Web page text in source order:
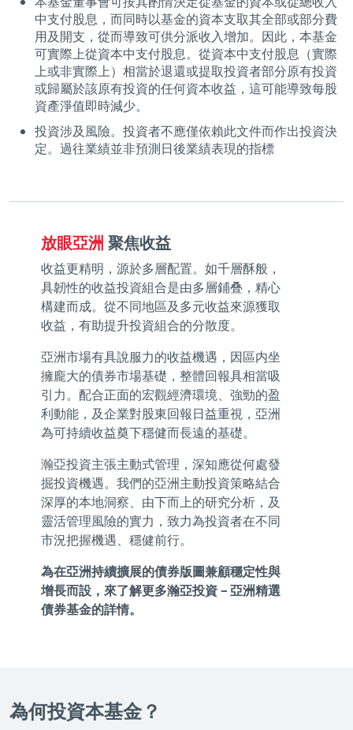
中支付股息，而同時以基金的資本支取其全部或部分費
用及開支，從而導致可供分派收入增加。因此，本基金
可實際上從資本中支付股息。從資本中支付股息（實際
上或非實際上）相當於退還或提取投資者部分原有投資
或歸屬於該原有投資的任何資本收益，這可能導致每股
資產淨值即時減少。
投資涉及風險。投資者不應僅依賴此文件而作出投資決
定。過往業績並非預測日後業績表現的指標
放眼亞洲 聚焦收益
收益更精明，源於多層配置。如千層酥般，
具韌性的收益投資組合是由多層鋪叠，精心
構建而成。從不同地區及多元收益來源獲取
收益，有助提升投資組合的分散度。
亞洲市場有具說服力的收益機遇，因區内坐
擁龐大的債券市場基礎，整體回報具相當吸
引力。配合正面的宏觀經濟環境、強勁的盈
利動能，及企業對股東回報日益重視，亞洲
為可持續收益奠下穩健而長遠的基礎。
瀚亞投資主張主動式管理，深知應從何處發
掘投資機遇。我們的亞洲主動投資策略結合
深厚的本地洞察、由下而上的研究分析，及
靈活管理風險的實力，致力為投資者在不同
市況把握機遇、穩健前行。
為在亞洲持續擴展的債券版圖兼顧穩定性與
增長而設，來了解更多瀚亞投資 – 亞洲精選
債券基金的詳情。
為何投資本基金？